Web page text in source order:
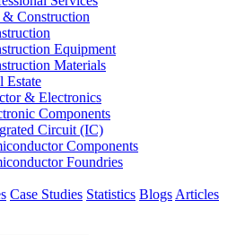
& Construction
Equipment
Materials
Estate
& Electronics
Components
Circuit (IC)
Components
Foundries
Case Studies Statistics Blogs Articles